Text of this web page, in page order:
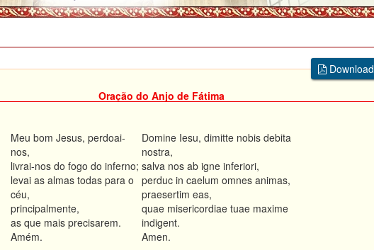
Download
Oração do Anjo de Fátima
Meu bom Jesus, perdoai-
nos,
livrai-nos do fogo do inferno;
levai as almas todas para o
céu,
principalmente,
as que mais precisarem.
Amém.
Domine Iesu, dimitte nobis debita
nostra,
salva nos ab igne inferiori,
perduc in caelum omnes animas,
praesertim eas,
quae misericordiae tuae maxime
indigent.
Amen.